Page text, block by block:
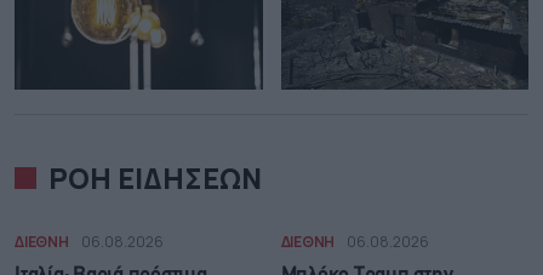
ΡΟΗ ΕΙΔΗΣΕΩΝ
ΔΙΕΘΝΗ 06.08.2026 ΔΙΕΘΝΗ 06.08.2026